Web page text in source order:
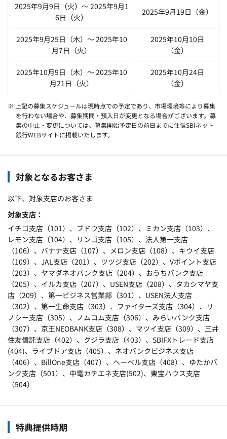
2025年9月9日（火）～ 2025年9月1
6日（火）
2025年9月19日（金）
2025年9月25日（木）～ 2025年10
月7日（火）
2025年10月10日
（金）
2025年10月9日（木）～ 2025年10
月21日（火）
2025年10月24日
（金）
※ 上記の募集スケジュールは現時点での予定であり、市場環境等により募集
を行わない場合や、募集期間・預入日が変更となる場合がございます。募
集の中止・変更については、募集開始予定日の前日までに住信SBIネット
銀行WEBサイトに掲載いたします。
対象となるお客さま
以下、対象支店のお客さま
対象支店
イチゴ支店（101）、ブドウ支店（102）、ミカン支店（103）、
レモン支店（104）、リンゴ支店（105）、法人第一支店
（106）、バナナ支店（107）、メロン支店（108）、キウイ支店
（109）、 JAL支店（201）、ツツジ支店（202）、 Vポイント支店
（203）、ヤマダネオバンク支店（204）、おうちバンク支店
（205）、イルカ支店（207）、USEN支店（208）、タカシマヤ支
店（209）、第一ビジネス営業部（301）、USEN法人支店
（302）、第一生命支店（303）、ファイターズ支店（304）、リ
ノシー支店（305）、ノムコム支店（306）、みらいバンク支店
（307）、京王NEOBANK支店（308）、マツイ支店（309）、 三井
住友信託支店（402）、クジラ支店（403）、 SBIFX トレード支店
(404)、 ライブドア支店（405）、ネオバンクビジネス支店
（406）、BillOne支店（407）、ヘーベル支店（408）、ゆたかバ
ンク支店（501）、中電カテエネ支店(502)、東宝ハウス支店
（504）
特典提供時期